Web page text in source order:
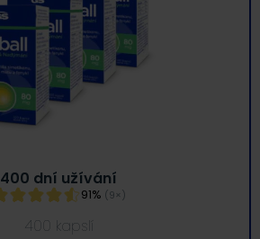
400 dní užívání
91% (9×)
400 kapslí